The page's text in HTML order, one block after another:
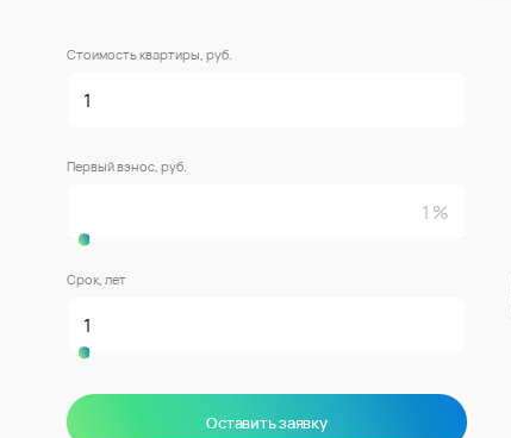
Стоимость квартиры, руб.
Первый взнос, руб.
Срок, лет
Оставить заявку